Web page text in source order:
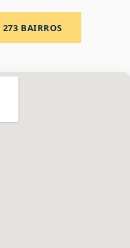
273 BAIRROS